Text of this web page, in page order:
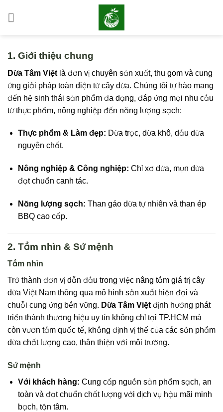
1. Giới thiệu chung
Dừa Tâm Việt là đơn vị chuyên sản xuất, thu gom và cung
ứng giải pháp toàn diện từ cây dừa. Chúng tôi tự hào mang
đến hệ sinh thái sản phẩm đa dạng, đáp ứng mọi nhu cầu
từ thực phẩm, nông nghiệp đến năng lượng sạch:
Thực phẩm & Làm đẹp: Dừa trọc, dừa khô, dầu dừa
nguyên chất.
Nông nghiệp & Công nghiệp: Chỉ xơ dừa, mụn dừa
đạt chuẩn canh tác.
Năng lượng sạch: Than gáo dừa tự nhiên và than ép
BBQ cao cấp.
2. Tầm nhìn & Sứ mệnh
Tầm nhìn
Trở thành đơn vị dẫn đầu trong việc nâng tầm giá trị cây
dừa Việt Nam thông qua mô hình sản xuất hiện đại và
chuỗi cung ứng bền vững. Dừa Tâm Việt định hướng phát
triển thành thương hiệu uy tín không chỉ tại TP.HCM mà
còn vươn tầm quốc tế, khẳng định vị thế của các sản phẩm
dừa chất lượng cao, thân thiện với môi trường.
Sứ mệnh
Với khách hàng: Cung cấp nguồn sản phẩm sạch, an
toàn và đạt chuẩn chất lượng với dịch vụ hậu mãi minh
bạch, tận tâm.